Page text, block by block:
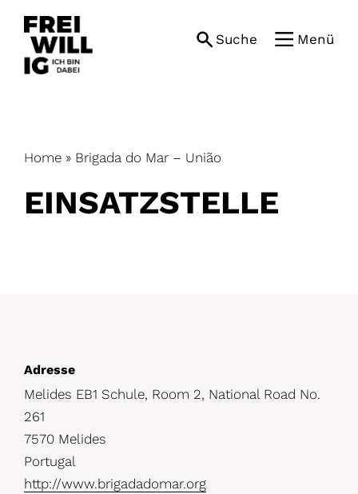
content
Suche Menü
Home » Brigada do Mar – União
EINSATZ­STELLE
D
e
t
a
i
Adresse
Melides EB1 Schule, Room 2, National Road No.
261
7570 Melides
Portugal
http://www.brigadadomar.org